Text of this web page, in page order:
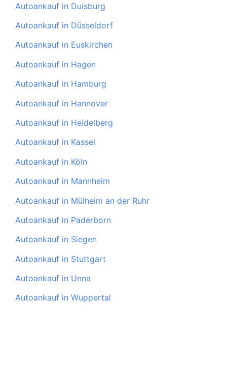
Autoankauf in Duisburg
Autoankauf in Düsseldorf
Autoankauf in Euskirchen
Autoankauf in Hagen
Autoankauf in Hamburg
Autoankauf in Hannover
Autoankauf in Heidelberg
Autoankauf in Kassel
Autoankauf in Köln
Autoankauf in Mannheim
Autoankauf in Mülheim an der Ruhr
Autoankauf in Paderborn
Autoankauf in Siegen
Autoankauf in Stuttgart
Autoankauf in Unna
Autoankauf in Wuppertal